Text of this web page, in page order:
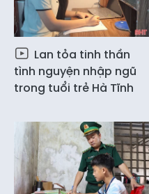
Lan tỏa tinh thần
tình nguyện nhập ngũ
trong tuổi trẻ Hà Tĩnh